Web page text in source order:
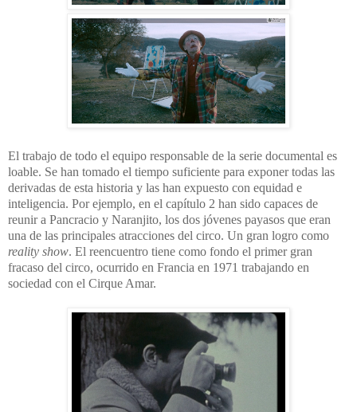
El trabajo de todo el equipo responsable de la serie documental es
loable. Se han tomado el tiempo suficiente para exponer todas las
derivadas de esta historia y las han expuesto con equidad e
inteligencia. Por ejemplo, en el capítulo 2 han sido capaces de
reunir a Pancracio y Naranjito, los dos jóvenes payasos que eran
una de las principales atracciones del circo. Un gran logro como
reality show. El reencuentro tiene como fondo el primer gran
fracaso del circo, ocurrido en Francia en 1971 trabajando en
sociedad con el Cirque Amar.